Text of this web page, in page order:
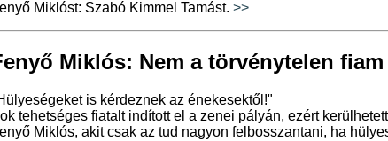
Miklóst: Szabó Kimmel Tamást. >>
Miklós: Nem a törvénytelen fiam
is kérdeznek az énekesektől!"
tehetséges fiatalt indított el a zenei pályán, ezért
Miklós, akit csak az tud nagyon felbosszantani, ha